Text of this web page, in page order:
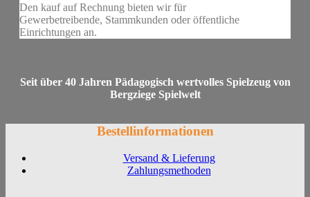
Den kauf auf Rechnung bieten wir für
Gewerbetreibende, Stammkunden oder öffentliche
Einrichtungen an.
Seit über 40 Jahren Pädagogisch wertvolles Spielzeug von
Bergziege Spielwelt
Bestellinformationen
Versand & Lieferung
Zahlungsmethoden